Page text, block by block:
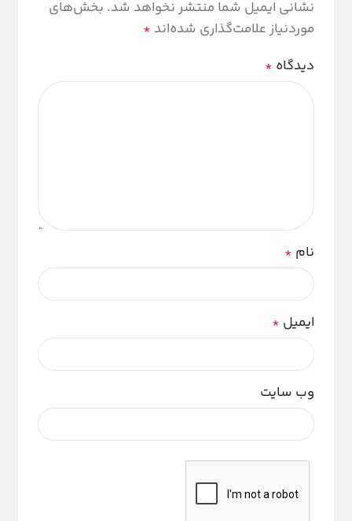
نشانی ایمیل شما منتشر نخواهد شد. بخش‌های
موردنیاز علامت‌گذاری شده‌اند *
دیدگاه *
نام *
ایمیل *
وب‌ سایت